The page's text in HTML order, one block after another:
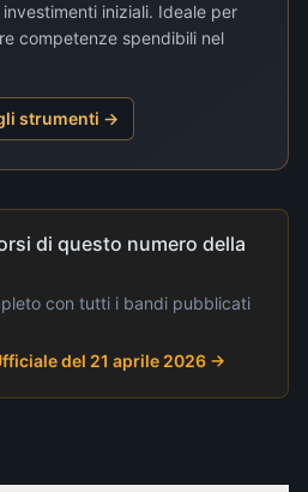
iniziali. Ideale per
competenze spendibili nel
strumenti →
di questo numero della
con tutti i bandi pubblicati
del 21 aprile 2026 →